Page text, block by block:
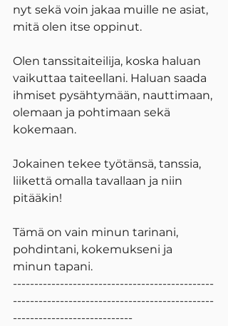
nyt sekä voin jakaa muille ne asiat,
mitä olen itse oppinut.
Olen tanssitaiteilija, koska haluan
vaikuttaa taiteellani. Haluan saada
ihmiset pysähtymään, nauttimaan,
olemaan ja pohtimaan sekä
kokemaan.
Jokainen tekee työtänsä, tanssia,
liikettä omalla tavallaan ja niin
pitääkin!
Tämä on vain minun tarinani,
pohdintani, kokemukseni ja
minun tapani.
-----------------------------------------------
-----------------------------------------------
----------------------------